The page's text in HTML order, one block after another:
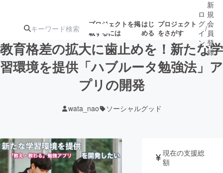
プロジェクトを掲
載するには
はじ
める
プロジェクト
をさがす
注目の新着プロ 募集終了が近いプ
テクノロジー・ガジェット
ロ
グ
イ
ン
/
新
規
会
員
登
録
教育格差の拡大に歯止めを！新たな学
習環境を提供「ハブルータ勉強法」ア
プリの開発
wata_nao ソーシャルグッド
現在の支援総
額